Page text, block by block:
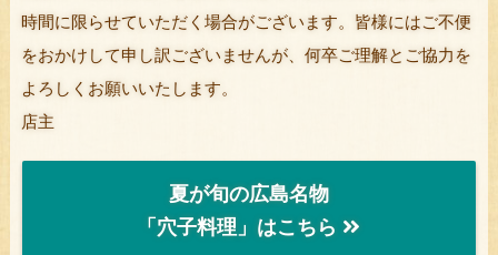
時間に限らせていただく場合がございます。皆様にはご不便
をおかけして申し訳ございませんが、何卒ご理解とご協力を
よろしくお願いいたします。
店主
夏が旬の広島名物
「穴子料理」はこちら